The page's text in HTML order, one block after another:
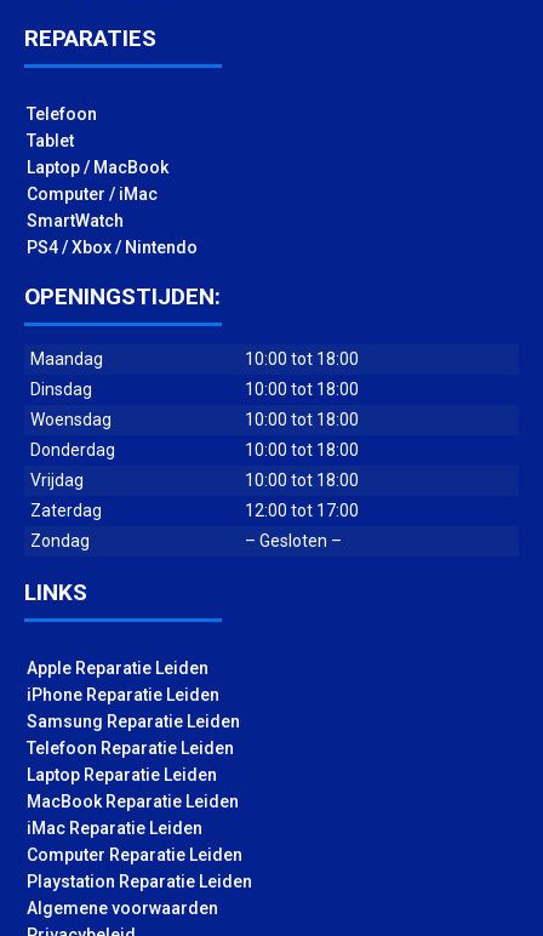
REPARATIES
Telefoon
Tablet
Laptop / MacBook
Computer / iMac
SmartWatch
PS4 / Xbox / Nintendo
OPENINGSTIJDEN:
Maandag
10:00 tot 18:00
Dinsdag
10:00 tot 18:00
Woensdag
10:00 tot 18:00
Donderdag
10:00 tot 18:00
Vrijdag
10:00 tot 18:00
Zaterdag
12:00 tot 17:00
Zondag
– Gesloten –
LINKS
Apple Reparatie Leiden
iPhone Reparatie Leiden
Samsung Reparatie Leiden
Telefoon Reparatie Leiden
Laptop Reparatie Leiden
MacBook Reparatie Leiden
iMac Reparatie Leiden
Computer Reparatie Leiden
Playstation Reparatie Leiden
Algemene voorwaarden